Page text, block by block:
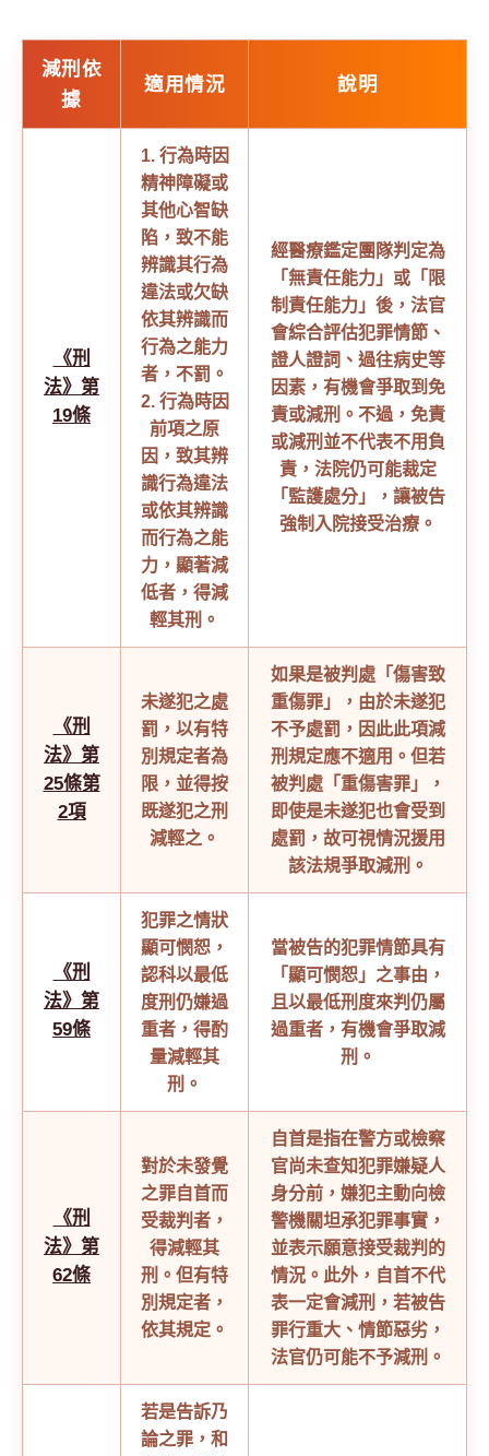
減刑依
據
適用情況 說明
《刑
法》第
19條
1. 行為時因
精神障礙或
其他心智缺
陷，致不能
辨識其行為
違法或欠缺
依其辨識而
行為之能力
者，不罰。
2. 行為時因
前項之原
因，致其辨
識行為違法
或依其辨識
而行為之能
力，顯著減
低者，得減
輕其刑。
經醫療鑑定團隊判定為
「無責任能力」或「限
制責任能力」後，法官
會綜合評估犯罪情節、
證人證詞、過往病史等
因素，有機會爭取到免
責或減刑。不過，免責
或減刑並不代表不用負
責，法院仍可能裁定
「監護處分」，讓被告
強制入院接受治療。
《刑
法》第
25條第
2項
未遂犯之處
罰，以有特
別規定者為
限，並得按
既遂犯之刑
減輕之。
如果是被判處「傷害致
重傷罪」，由於未遂犯
不予處罰，因此此項減
刑規定應不適用。但若
被判處「重傷害罪」，
即使是未遂犯也會受到
處罰，故可視情況援用
該法規爭取減刑。
《刑
法》第
59條
犯罪之情狀
顯可憫恕，
認科以最低
度刑仍嫌過
重者，得酌
量減輕其
刑。
當被告的犯罪情節具有
「顯可憫恕」之事由，
且以最低刑度來判仍屬
過重者，有機會爭取減
刑。
《刑
法》第
62條
對於未發覺
之罪自首而
受裁判者，
得減輕其
刑。但有特
別規定者，
依其規定。
自首是指在警方或檢察
官尚未查知犯罪嫌疑人
身分前，嫌犯主動向檢
警機關坦承犯罪事實，
並表示願意接受裁判的
情況。此外，自首不代
表一定會減刑，若被告
罪行重大、情節惡劣，
法官仍可能不予減刑。
若是告訴乃
論之罪，和